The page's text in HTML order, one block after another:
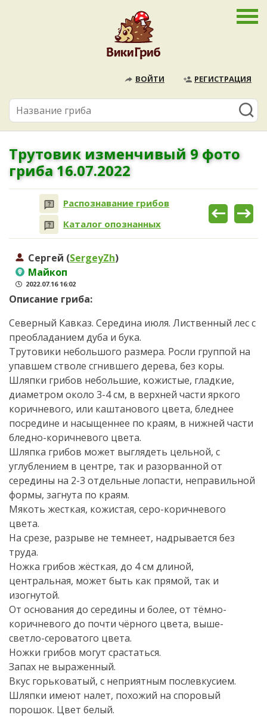
ВОЙТИ РЕГИСТРАЦИЯ
Трутовик изменчивый 9 фото
гриба 16.07.2022
Распознавание грибов
Каталог опознанных
Сергей (SergeyZh)
Майкоп
2022.07.16 16:02
Описание гриба:
Северный Кавказ. Середина июля. Лиственный лес с
преобладанием дуба и бука.
Трутовики небольшого размера. Росли группой на
упавшем стволе сгнившего дерева, без коры.
Шляпки грибов небольшие, кожистые, гладкие,
диаметром около 3-4 см, в верхней части яркого
коричневого, или каштанового цвета, бледнее
посредине и насыщеннее по краям, в нижней части
бледно-коричневого цвета.
Шляпка грибов может выглядеть цельной, с
углублением в центре, так и разорванной от
середины на 2-3 отдельные лопасти, неправильной
формы, загнута по краям.
Мякоть жесткая, кожистая, серо-коричневого
цвета.
На срезе, разрыве не темнеет, надрывается без
труда.
Ножка грибов жёсткая, до 4 см длиной,
центральная, может быть как прямой, так и
изогнутой.
От основания до середины и более, от тёмно-
коричневого до почти чёрного цвета, выше-
светло-сероватого цвета.
Ножки грибов могут срастаться.
Запах не выраженный.
Вкус горьковатый, с неприятным послевкусием.
Шляпки имеют налет, похожий на споровый
порошок. Цвет белый.